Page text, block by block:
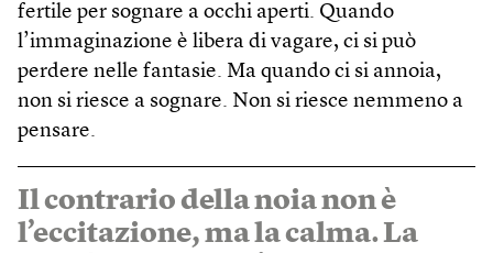
fertile per sognare a occhi aperti. Quando
l’immaginazione è libera di vagare, ci si può
perdere nelle fantasie. Ma quando ci si annoia,
non si riesce a sognare. Non si riesce nemmeno a
pensare.
Il contrario della noia non è
l’eccitazione, ma la calma. La